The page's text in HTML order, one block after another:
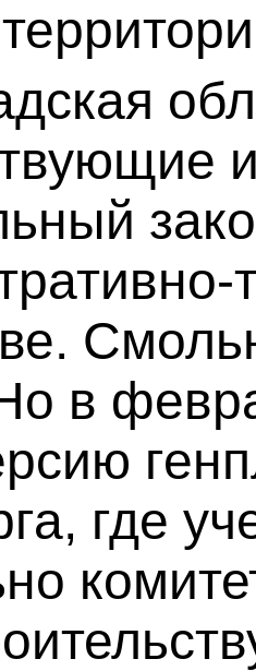
в
где